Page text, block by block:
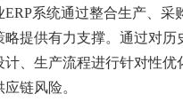
ERP系统通过整合生产、
略提供有力支撑。通过对
计、生产流程进行针对性
链风险。